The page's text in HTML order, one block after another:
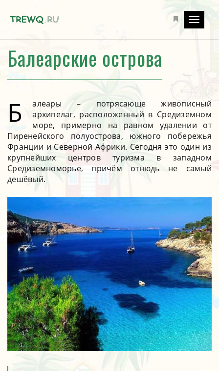
Toggle
Балеарские острова
Б
алеары – потрясающе живописный
архипелаг, расположенный в Средиземном
море, примерно на равном удалении от
Пиренейского полуострова, южного побережья
Франции и Северной Африки. Сегодня это один из
крупнейших центров туризма в западном
Средиземноморье, причём отнюдь не самый
дешёвый.